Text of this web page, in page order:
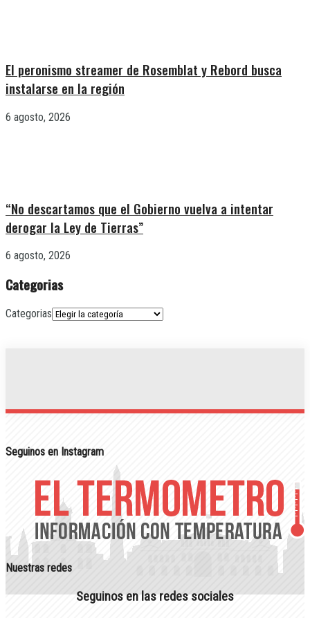
El peronismo streamer de Rosemblat y Rebord busca
instalarse en la región
6 agosto, 2026
“No descartamos que el Gobierno vuelva a intentar
derogar la Ley de Tierras”
6 agosto, 2026
Categorias
Categorias
Seguinos en Instagram
Nuestras redes
Seguinos en las redes sociales